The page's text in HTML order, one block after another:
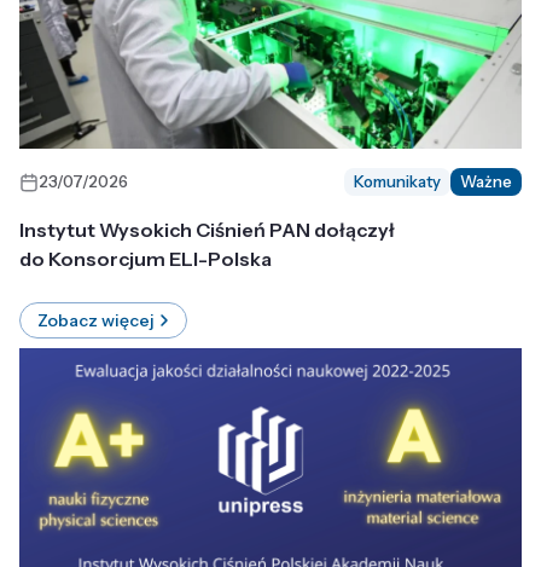
23/07/2026 Komunikaty Ważne
Instytut Wysokich Ciśnień PAN dołączył
do Konsorcjum ELI-Polska
Zobacz więcej